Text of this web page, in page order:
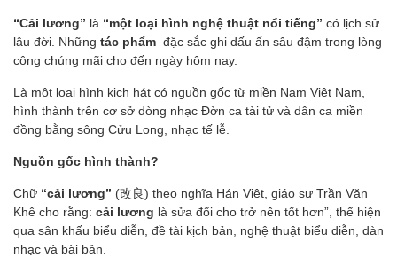
“Cải lương” là “một loại hình nghệ thuật nổi tiếng” có lịch sử
lâu đời. Những tác phẩm đặc sắc ghi dấu ấn sâu đậm trong lòng
công chúng mãi cho đến ngày hôm nay.
Là một loại hình kịch hát có nguồn gốc từ miền Nam Việt Nam,
hình thành trên cơ sở dòng nhạc Đờn ca tài tử và dân ca miền
đồng bằng sông Cửu Long, nhạc tế lễ.
Nguồn gốc hình thành?
Chữ “cải lương” (改良) theo nghĩa Hán Việt, giáo sư Trần Văn
Khê cho rằng: cải lương là sửa đổi cho trở nên tốt hơn”, thể hiện
qua sân khấu biểu diễn, đề tài kịch bản, nghệ thuật biểu diễn, dàn
nhạc và bài bản.